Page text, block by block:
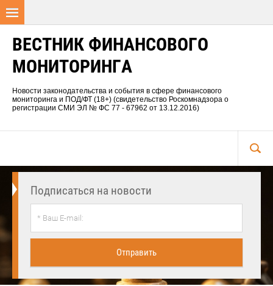
ВЕСТНИК ФИНАНСОВОГО
МОНИТОРИНГА
Новости законодательства и события в сфере финансового
мониторинга и ПОД/ФТ (18+) (свидетельство Роскомнадзора о
регистрации СМИ ЭЛ № ФС 77 - 67962 от 13.12.2016)
Подписаться на новости
Отправить